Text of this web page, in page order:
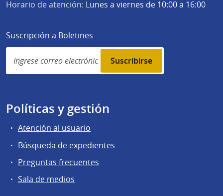
Horario de atención: Lunes a viernes de 10:00 a 16:00
Suscripción a Boletines
Simplenews
subscription
Políticas y gestión
Atención al usuario
Búsqueda de expedientes
Preguntas frecuentes
Sala de medios